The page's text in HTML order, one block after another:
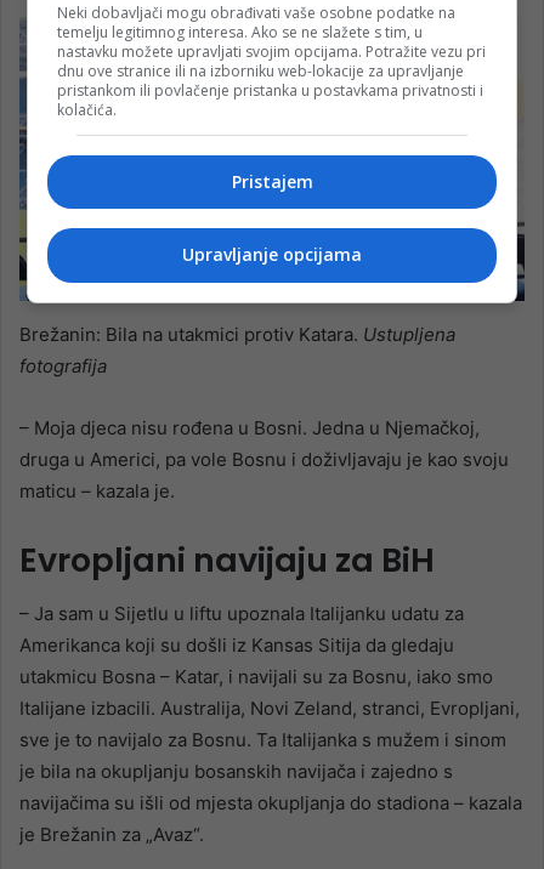
Brežanin: Bila na utakmici protiv Katara. Ustupljena
fotografija
– Moja djeca nisu rođena u Bosni. Jedna u Njemačkoj,
druga u Americi, pa vole Bosnu i doživljavaju je kao svoju
maticu – kazala je.
Evropljani navijaju za BiH
– Ja sam u Sijetlu u liftu upoznala Italijanku udatu za
Amerikanca koji su došli iz Kansas Sitija da gledaju
utakmicu Bosna – Katar, i navijali su za Bosnu, iako smo
Italijane izbacili. Australija, Novi Zeland, stranci, Evropljani,
sve je to navijalo za Bosnu. Ta Italijanka s mužem i sinom
je bila na okupljanju bosanskih navijača i zajedno s
navijačima su išli od mjesta okupljanja do stadiona – kazala
je Brežanin za „Avaz“.
Neki dobavljači mogu obrađivati vaše osobne podatke na
temelju legitimnog interesa. Ako se ne slažete s tim, u
nastavku možete upravljati svojim opcijama. Potražite vezu pri
dnu ove stranice ili na izborniku web-lokacije za upravljanje
pristankom ili povlačenje pristanka u postavkama privatnosti i
kolačića.
Pristajem
Upravljanje opcijama